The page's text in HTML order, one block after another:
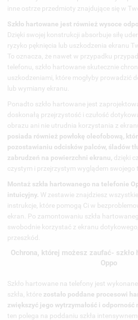
inne ostrze przedmioty znajdujące się w
Szkło hartowane jest również wysoce
Dzięki swojej konstrukcji absorbuje siłę
ryzyko pęknięcia lub uszkodzenia ekranu
To oznacza, że nawet w przypadku
telefonu, szkło hartowane skutecznie
uszkodzeniami, które mogłyby prowadzić
lub wymiany ekranu.
Ponadto szkło hartowane jest
doskonałą przejrzystość i czułość
obrazu ani nie utrudnia korzystania z
posiada również powłokę oleofobową,
pozostawianiu odcisków palców, śladów
zabrudzeń na powierzchni ekranu, dzięki
czystym i przejrzystym wyglądem swojego
Montaż szkła hartowanego na telefonie
intuicyjny. W zestawie znajdziesz
instrukcje, które pomogą Ci w
ekran. Po zamontowaniu szkła
swobodnie korzystać z ekranu
przeszkód.
Ochrona, której możesz zaufać- szkło
Oppo
Szkło hartowane na telefony jest
szkła, które zostało poddane procesowi
zwiększyć jego wytrzymałość i odporność
ten polega na poddaniu szkła
MOJE LISTY ŻYCZEŃ
add_circle_outline
((CONFIRMMESSAGE))
((CANCELTEXT))
ANULUJ
SWOJEJ LIŚCIE ŻYCZEŃ.
ANULUJ